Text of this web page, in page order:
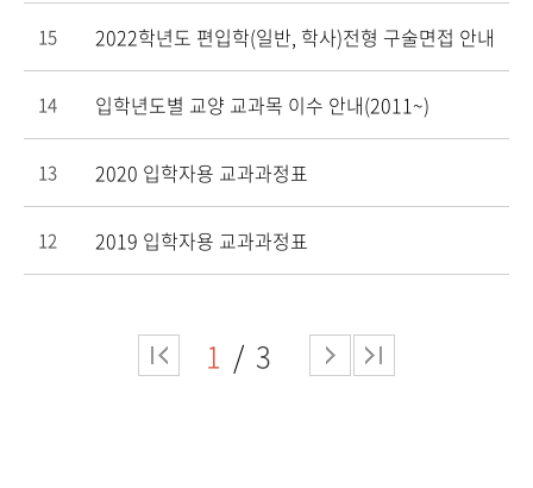
15 2022학년도 편입학(일반, 학사)전형 구술면접 안내
14 입학년도별 교양 교과목 이수 안내(2011~)
13 2020 입학자용 교과과정표
12 2019 입학자용 교과과정표
1 3